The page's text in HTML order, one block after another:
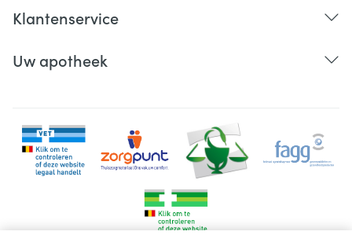
Klantenservice
Uw apotheek